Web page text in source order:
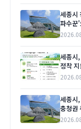
세종시
파수꾼
세종시
정착
세종시
충청권